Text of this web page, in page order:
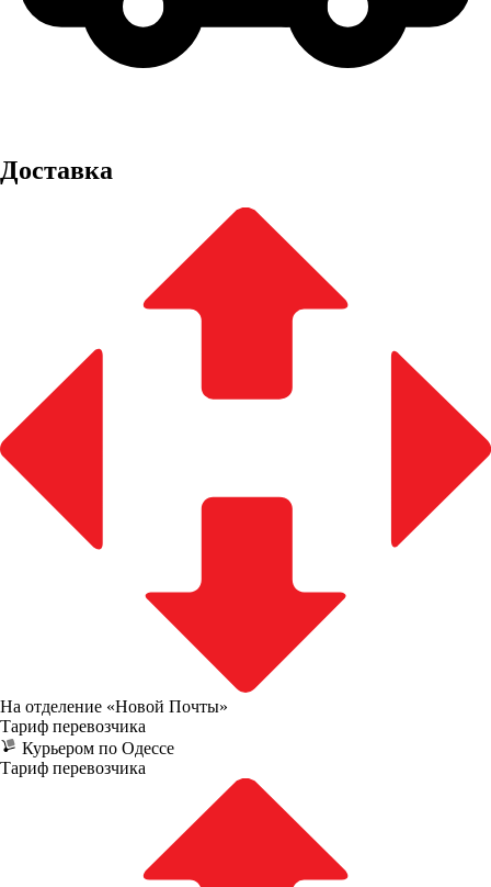
Доставка
На отделение «Новой Почты»
Тариф перевозчика
Курьером по Одессе
Тариф перевозчика